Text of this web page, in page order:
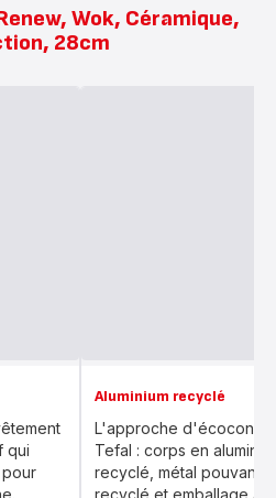
Wok, Céramique,
28cm
qui
Aluminium recyclé
L'approche
Tefal : corps en
recyclé, métal pouvant
recyclé et emballage